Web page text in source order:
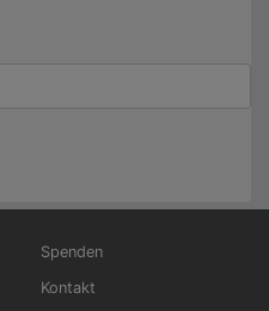
Fußbereichsmenü
Spenden
Kontakt